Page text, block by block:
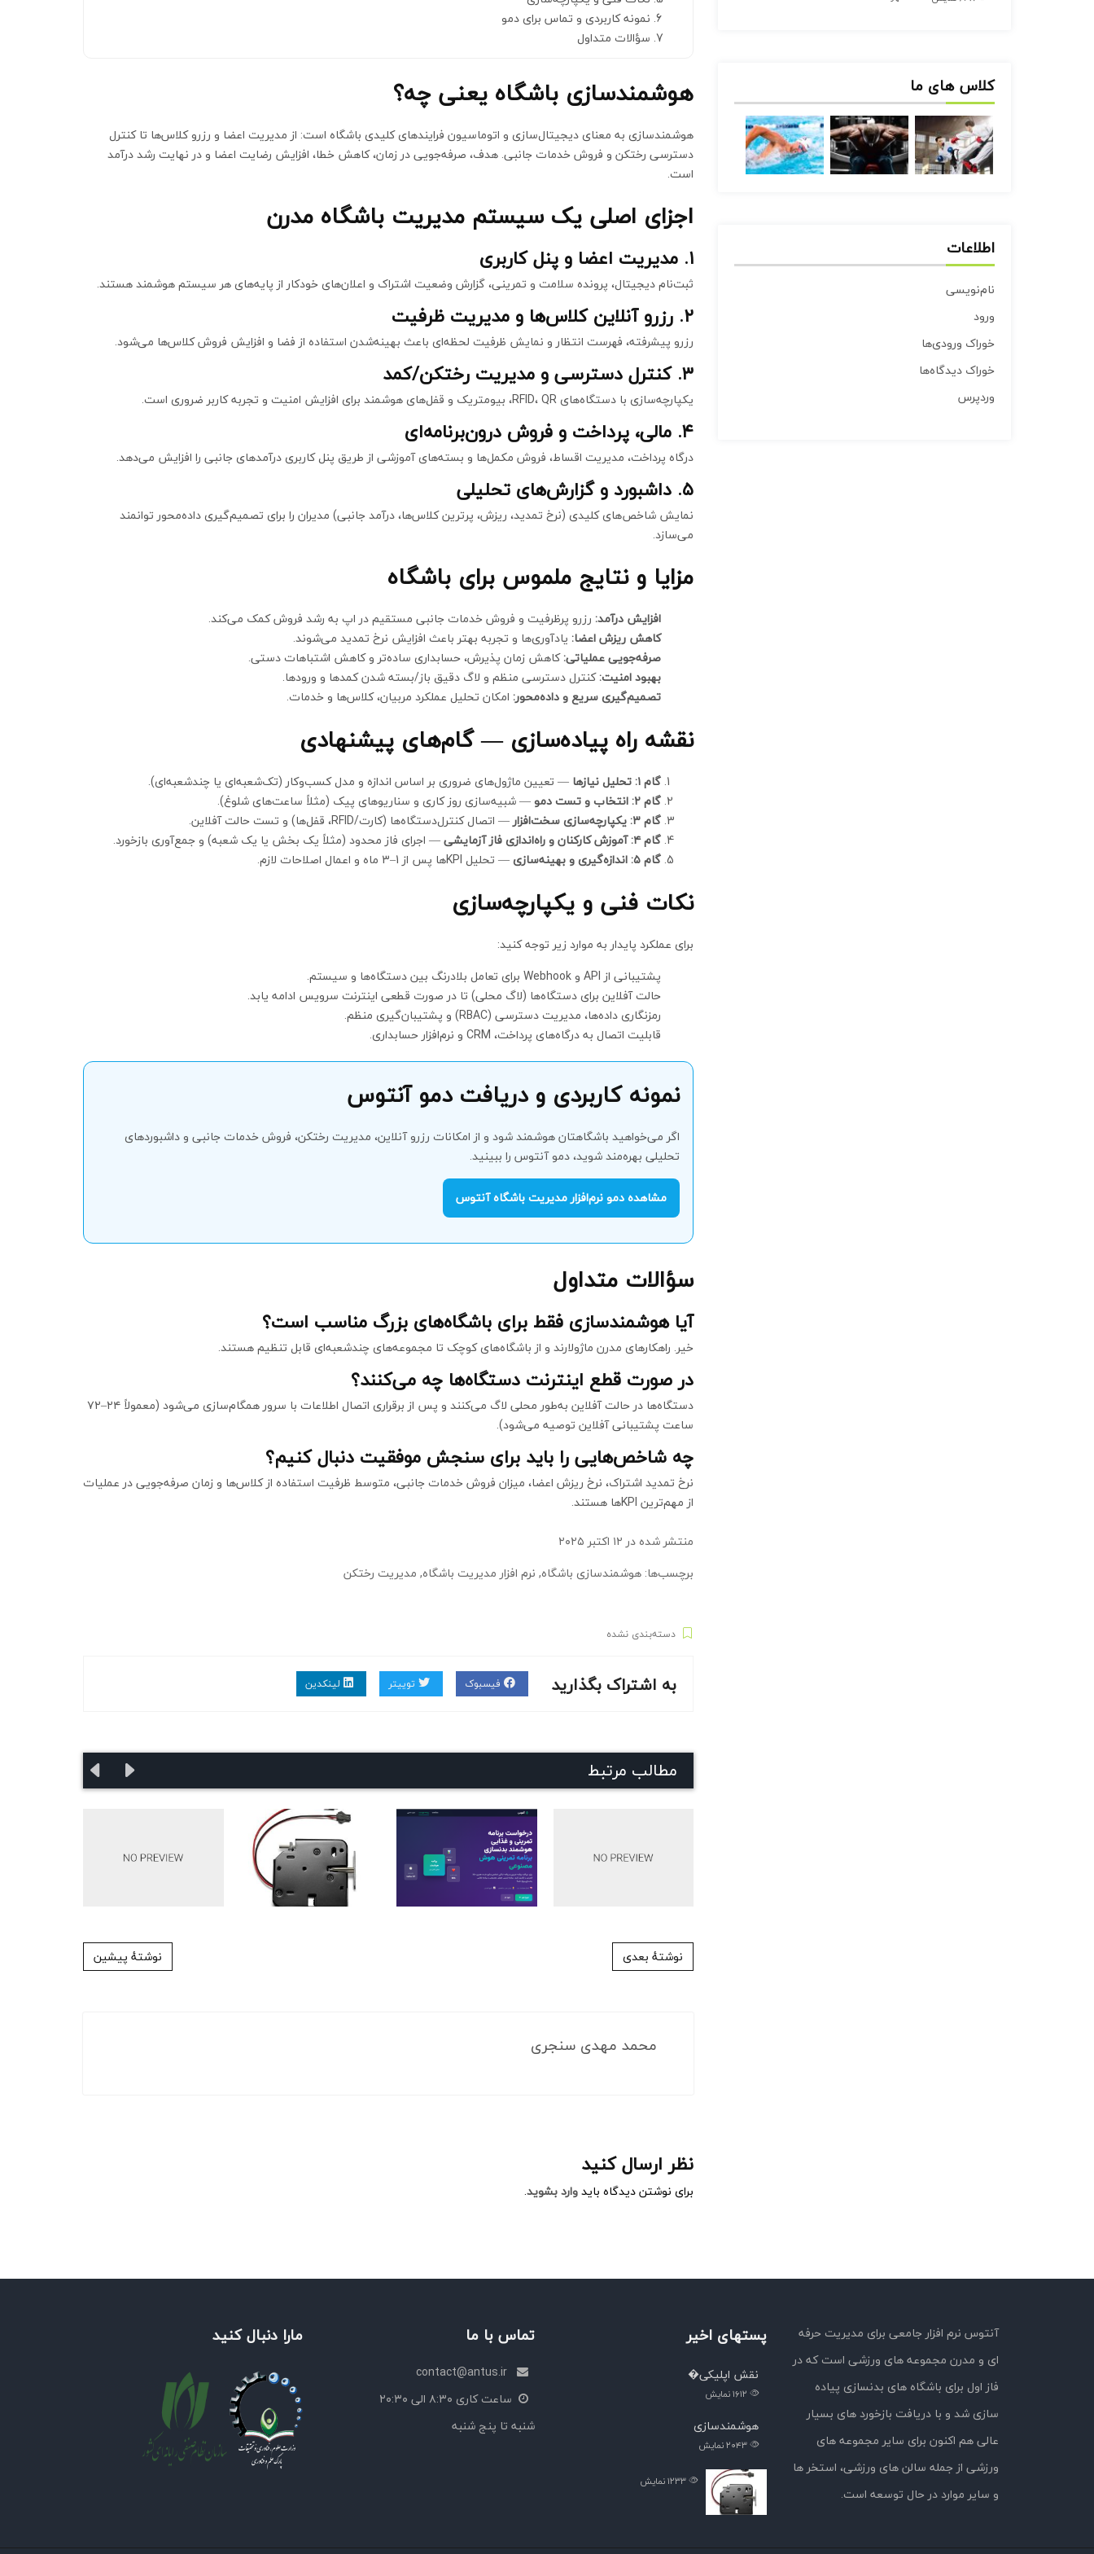
کلاس های ما
اطلاعات
نام‌نویسی
ورود
خوراک ورودی‌ها
خوراک دیدگاه‌ها
وردپرس
نمونه کاربردی و تماس برای دمو
سؤالات متداول
هوشمندسازی باشگاه یعنی چه؟
هوشمندسازی به معنای دیجیتال‌سازی و اتوماسیون فرایندهای کلیدی باشگاه است: از مدیریت اعضا و رزرو کلاس‌ها تا کنترل
دسترسی رختکن و فروش خدمات جانبی. هدف، صرفه‌جویی در زمان، کاهش خطا، افزایش رضایت اعضا و در نهایت رشد درآمد
است.
اجزای اصلی یک سیستم مدیریت باشگاه مدرن
۱. مدیریت اعضا و پنل کاربری
ثبت‌نام دیجیتال، پرونده سلامت و تمرینی، گزارش وضعیت اشتراک و اعلان‌های خودکار از پایه‌های هر سیستم هوشمند هستند.
۲. رزرو آنلاین کلاس‌ها و مدیریت ظرفیت
رزرو پیشرفته، فهرست انتظار و نمایش ظرفیت لحظه‌ای باعث بهینه‌شدن استفاده از فضا و افزایش فروش کلاس‌ها می‌شود.
۳. کنترل دسترسی و مدیریت رختکن/کمد
یکپارچه‌سازی با دستگاه‌های RFID، QR، بیومتریک و قفل‌های هوشمند برای افزایش امنیت و تجربه کاربر ضروری است.
۴. مالی، پرداخت و فروش درون‌برنامه‌ای
درگاه پرداخت، مدیریت اقساط، فروش مکمل‌ها و بسته‌های آموزشی از طریق پنل کاربری درآمدهای جانبی را افزایش می‌دهد.
۵. داشبورد و گزارش‌های تحلیلی
نمایش شاخص‌های کلیدی (نرخ تمدید، ریزش، پرترین کلاس‌ها، درآمد جانبی) مدیران را برای تصمیم‌گیری داده‌محور توانمند
می‌سازد.
مزایا و نتایج ملموس برای باشگاه
افزایش درآمد: رزرو پرظرفیت و فروش خدمات جانبی مستقیم در اپ به رشد فروش کمک می‌کند.
کاهش ریزش اعضا: یادآوری‌ها و تجربه بهتر باعث افزایش نرخ تمدید می‌شوند.
صرفه‌جویی عملیاتی:کاهش زمان پذیرش، حسابداری ساده‌تر و کاهش اشتباهات دستی.
بهبود امنیت:کنترل دسترسی منظم و لاگ دقیق باز/بسته شدن کمدها و ورودها.
تصمیم‌گیری سریع و داده‌محور: امکان تحلیل عملکرد مربیان، کلاس‌ها و خدمات.
نقشه راه پیاده‌سازی — گام‌های پیشنهادی
گام ۱: تحلیل نیازها
— تعیین ماژول‌های ضروری بر اساس اندازه و مدل کسب‌وکار (تک‌شعبه‌ای یا چندشعبه‌ای).
گام ۲: انتخاب و تست دمو
— شبیه‌سازی روز کاری و سناریوهای پیک (مثلاً ساعت‌های شلوغ).
گام ۳: یکپارچه‌سازی سخت‌افزار
— اتصال کنترل‌دستگاه‌ها (کارت/RFID، قفل‌ها) و تست حالت آفلاین.
گام ۴: آموزش کارکنان و راه‌اندازی فاز آزمایشی
— اجرای فاز محدود (مثلاً یک بخش یا یک شعبه) و جمع‌آوری بازخورد.
گام ۵: اندازه‌گیری و بهینه‌سازی
— تحلیل KPIها پس از 1–3 ماه و اعمال اصلاحات لازم.
نکات فنی و یکپارچه‌سازی
برای عملکرد پایدار به موارد زیر توجه کنید:
پشتیبانی از API و Webhook برای تعامل بلادرنگ بین دستگاه‌ها و سیستم.
حالت آفلاین برای دستگاه‌ها (لاگ محلی) تا در صورت قطعی اینترنت سرویس ادامه یابد.
رمزنگاری داده‌ها، مدیریت دسترسی (RBAC) و پشتیبان‌گیری منظم.
قابلیت اتصال به درگاه‌های پرداخت، CRM و نرم‌افزار حسابداری.
نمونه کاربردی و دریافت دمو آنتوس
اگر می‌خواهید باشگاهتان هوشمند شود و از امکانات رزرو آنلاین، مدیریت رختکن، فروش خدمات جانبی و داشبوردهای
تحلیلی بهره‌مند شوید، دمو آنتوس را ببینید.
مشاهده دمو نرم‌افزار مدیریت باشگاه آنتوس
سؤالات متداول
آیا هوشمندسازی فقط برای باشگاه‌های بزرگ مناسب است؟
خیر. راهکارهای مدرن ماژولارند و از باشگاه‌های کوچک تا مجموعه‌های چندشعبه‌ای قابل تنظیم هستند.
در صورت قطع اینترنت دستگاه‌ها چه می‌کنند؟
دستگاه‌ها در حالت آفلاین به‌طور محلی لاگ می‌کنند و پس از برقراری اتصال اطلاعات با سرور همگام‌سازی می‌شود (معمولاً ۲۴–۷۲
ساعت پشتیبانی آفلاین توصیه می‌شود).
چه شاخص‌هایی را باید برای سنجش موفقیت دنبال کنیم؟
نرخ تمدید اشتراک، نرخ ریزش اعضا، میزان فروش خدمات جانبی، متوسط ظرفیت استفاده از کلاس‌ها و زمان صرفه‌جویی در عملیات
از مهم‌ترین KPIها هستند.
منتشر شده در۱۲ اکتبر ۲۰۲۵
برچسب‌ها: هوشمندسازی باشگاه, نرم افزار مدیریت باشگاه, مدیریت رختکن
دسته‌بندی نشده
به اشتراک بگذارید فیسبوک توییتر لینکدین
مطالب مرتبط
پست ناوبری نوشتهٔ پیشین نوشتهٔ بعدی
محمد مهدی سنجری
نظر ارسال کنید
برای نوشتن دیدگاه بایدوارد بشوید.
آنتوس نرم افزار جامعی برای مدیریت حرفه
ای و مدرن مجموعه های ورزشی است که در
فاز اول برای باشگاه های بدنسازی پیاده
سازی شد و با دریافت بازخورد های بسیار
عالی هم اکنون برای سایر مجموعه های
ورزشی از جمله سالن های ورزشی، استخر ها
و سایر موارد در حال توسعه است.
پستهای اخیر
نقش اپلیکی�
نمایش
هوشمندسازی
نمایش
نمایش
تماس با ما
ساعت کاری ۸:۳۰ الی ۲۰:۳۰
شنبه تا پنج شنبه
مارا دنبال کنید